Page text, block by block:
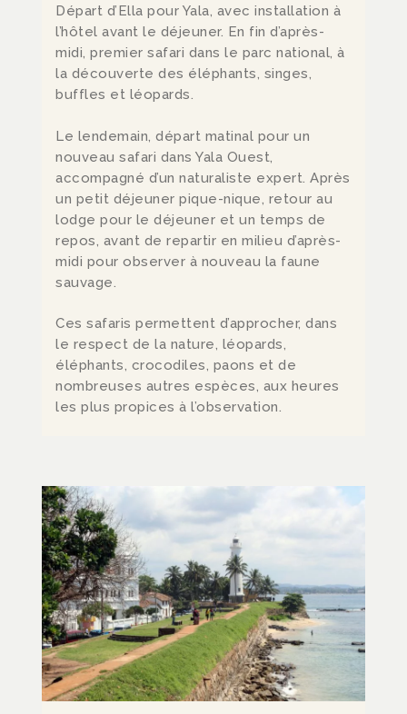
Départ d’Ella pour Yala, avec installation à
l’hôtel avant le déjeuner. En fin d’après-
midi, premier safari dans le parc national, à
la découverte des éléphants, singes,
buffles et léopards.
Le lendemain, départ matinal pour un
nouveau safari dans Yala Ouest,
accompagné d’un naturaliste expert. Après
un petit déjeuner pique-nique, retour au
lodge pour le déjeuner et un temps de
repos, avant de repartir en milieu d’après-
midi pour observer à nouveau la faune
sauvage.
Ces safaris permettent d’approcher, dans
le respect de la nature, léopards,
éléphants, crocodiles, paons et de
nombreuses autres espèces, aux heures
les plus propices à l’observation.